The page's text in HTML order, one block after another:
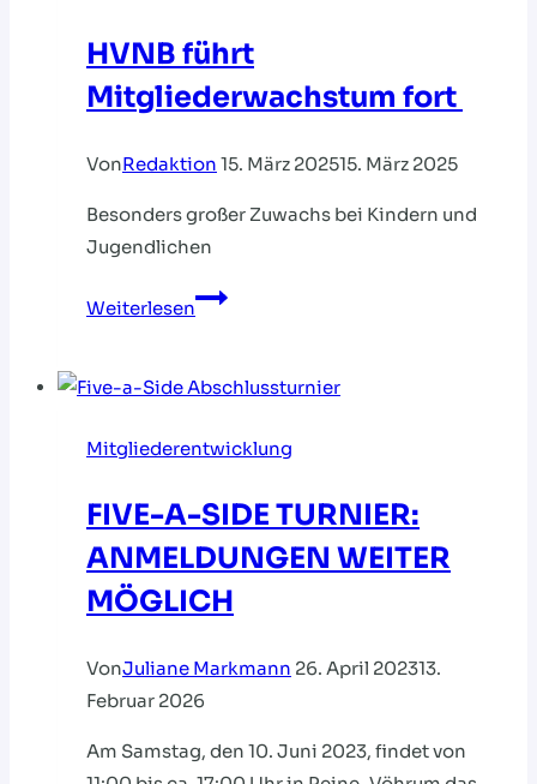
HVNB führt
Mitgliederwachstum fort
VonRedaktion 15. März 202515. März 2025
Besonders großer Zuwachs bei Kindern und
Jugendlichen
Weiterlesen
HVNB
fort
Mitgliederentwicklung
FIVE-A-SIDE TURNIER:
ANMELDUNGEN WEITER
MÖGLICH
VonJuliane Markmann 26. April 202313.
Februar 2026
Am Samstag, den 10. Juni 2023, findet von